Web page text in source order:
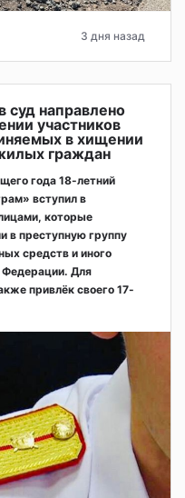
3 дня назад
суд направлено
участников
в хищении
граждан
года 18-летний
вступил в
которые
в преступную группу
средств и иного
Для
привлёк своего 17-